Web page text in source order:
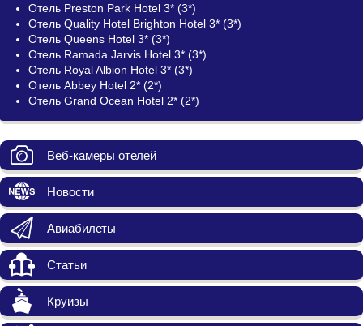
Отель Preston Park Hotel 3* (3*)
Отель Quality Hotel Brighton Hotel 3* (3*)
Отель Queens Hotel 3* (3*)
Отель Ramada Jarvis Hotel 3* (3*)
Отель Royal Albion Hotel 3* (3*)
Отель Abbey Hotel 2* (2*)
Отель Grand Ocean Hotel 2* (2*)
Веб-камеры отелей
Новости
Авиабилеты
Статьи
Круизы